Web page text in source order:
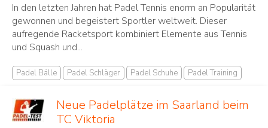
In den letzten Jahren hat Padel Tennis ‌enorm an Popularität⁢
gewonnen und begeistert Sportler ⁤weltweit. Dieser⁤
aufregende Racketsport ⁣kombiniert Elemente aus Tennis
und Squash und...
Padel Bälle Padel Schläger Padel Schuhe Padel Training
Neue Padelplätze im Saarland beim
TC Viktoria